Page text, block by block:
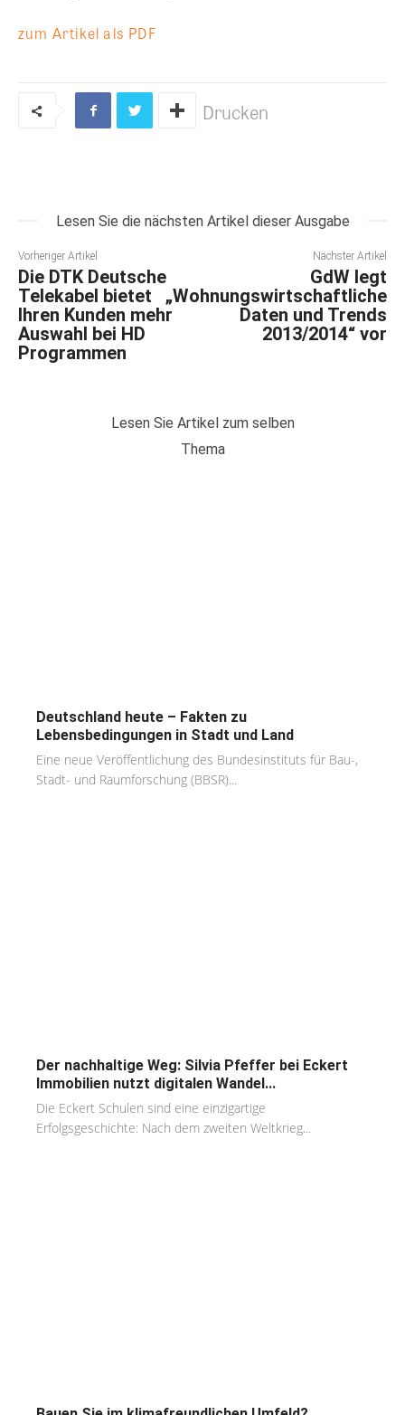
zum Artikel als PDF
Drucken
Lesen Sie die nächsten Artikel dieser Ausgabe
Vorheriger Artikel
Die DTK Deutsche
Telekabel bietet
Ihren Kunden mehr
Auswahl bei HD
Programmen
Nächster Artikel
GdW legt
„Wohnungswirtschaftliche
Daten und Trends
2013/2014“ vor
Lesen Sie Artikel zum selben
Thema
Deutschland heute – Fakten zu
Lebensbedingungen in Stadt und Land
Eine neue Veröffentlichung des Bundesinstituts für Bau-,
Stadt- und Raumforschung (BBSR)...
Der nachhaltige Weg: Silvia Pfeffer bei Eckert
Immobilien nutzt digitalen Wandel...
Die Eckert Schulen sind eine einzigartige
Erfolgsgeschichte: Nach dem zweiten Weltkrieg...